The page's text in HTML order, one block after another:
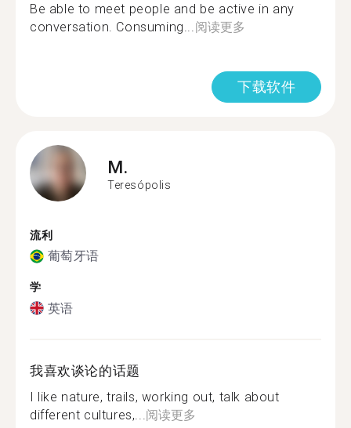
Be able to meet people and be active in any
conversation. Consuming... 阅读更多
下载软件
M.
Teresópolis
流利
葡萄牙语
学
英语
我喜欢谈论的话题
I like nature, trails, working out, talk about
different cultures,... 阅读更多